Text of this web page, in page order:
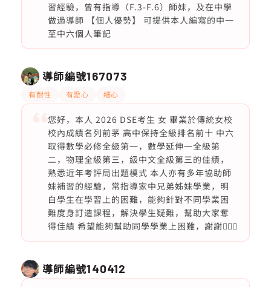
習經驗，曾有指導（F.3-F.6）師妹，及在中學
做過導師 【個人優勢】 可提供本人編寫的中一
至中六個人筆記
導師編號167073
有耐性 有愛心 細心
您好，本人 2026 DSE考生 女 畢業於傳統女校
校內成績名列前茅 高中保持全級排名前十 中六
取得數學必修全級第一，數學延伸一全級第
二，物理全級第三，級中文全級第三的佳績，
熟悉近年考評局出題模式 本人亦有多年協助師
妹補習的經驗，常指導家中兄弟姊妹學業，明
白學生在學習上的困難，能夠針對不同學業困
難度身訂造課程，解決學生疑難，幫助大家奪
得佳績 希望能夠幫助同學學業上困難，謝謝🙇🏻‍♀️
導師編號140412